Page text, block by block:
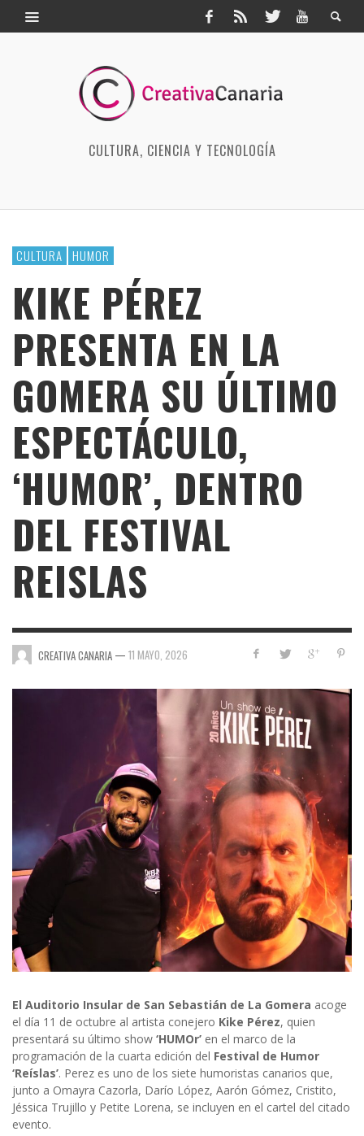
CULTURA, CIENCIA Y TECNOLOGÍA
CULTURA HUMOR
KIKE PÉREZ
PRESENTA EN LA
GOMERA SU ÚLTIMO
ESPECTÁCULO,
‘HUMOR’, DENTRO
DEL FESTIVAL
REISLAS
CREATIVA CANARIA — 11 MAYO, 2026
El Auditorio Insular de San Sebastián de La Gomera acoge
el día 11 de octubre al artista conejero Kike Pérez, quien
presentará su último show ‘HUMOr’ en el marco de la
programación de la cuarta edición del Festival de Humor
‘Reíslas’. Perez es uno de los siete humoristas canarios que,
junto a Omayra Cazorla, Darío López, Aarón Gómez, Cristito,
Jéssica Trujillo y Petite Lorena, se incluyen en el cartel del citado
evento.